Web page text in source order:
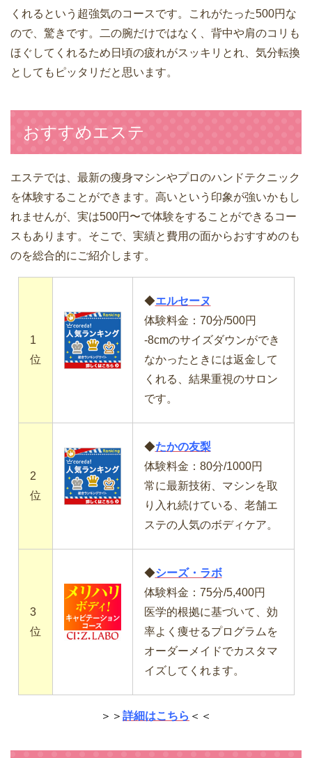
くれるという超強気のコースです。これがたった500円な
ので、驚きです。二の腕だけではなく、背中や肩のコリも
ほぐしてくれるため日頃の疲れがスッキリとれ、気分転換
としてもピッタリだと思います。
おすすめエステ
エステでは、最新の痩身マシンやプロのハンドテクニック
を体験することができます。高いという印象が強いかもし
れませんが、実は500円〜で体験をすることができるコー
スもあります。そこで、実績と費用の面からおすすめのも
のを総合的にご紹介します。
1
位
◆エルセーヌ
体験料金：70分/500円
-8cmのサイズダウンができ
なかったときには返金して
くれる、結果重視のサロン
です。
2
位
◆たかの友梨
体験料金：80分/1000円
常に最新技術、マシンを取
り入れ続けている、老舗エ
ステの人気のボディケア。
3
位
◆シーズ・ラボ
体験料金：75分/5,400円
医学的根拠に基づいて、効
率よく痩せるプログラムを
オーダーメイドでカスタマ
イズしてくれます。
＞＞ 詳細はこちら ＜＜